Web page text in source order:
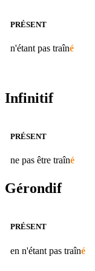
PRÉSENT
n'étant pas traîné
Infinitif
PRÉSENT
ne pas être traîné
Gérondif
PRÉSENT
en n'étant pas traîné